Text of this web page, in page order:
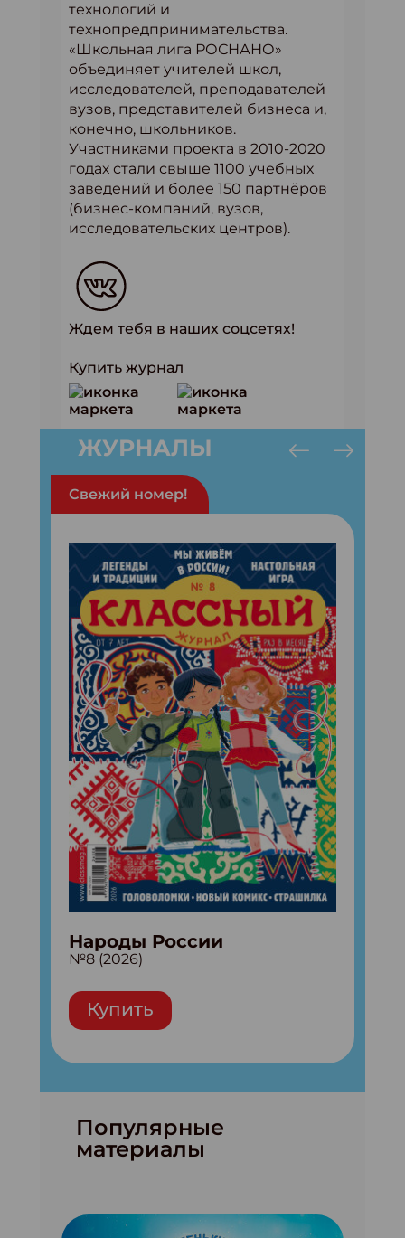
технологий и
технопредпринимательства.
«Школьная лига РОСНАНО»
объединяет учителей школ,
исследователей, преподавателей
вузов, представителей бизнеса и,
конечно, школьников.
Участниками проекта в 2010-2020
годах стали свыше 1100 учебных
заведений и более 150 партнёров
(бизнес-компаний, вузов,
исследовательских центров).
Ждем тебя в наших соцсетях!
Купить журнал
ЖУРНАЛЫ
Свежий номер!
Народы России
№8 (2026)
Купить
Популярные
материалы